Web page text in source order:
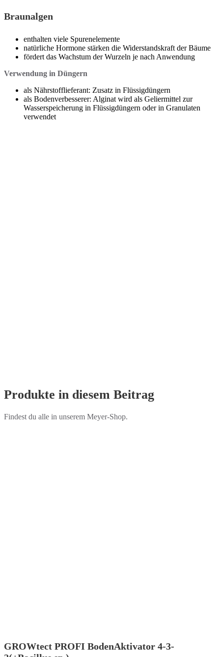
Braunalgen
enthalten viele Spurenelemente
natürliche Hormone stärken die Widerstandskraft der Bäume
fördert das Wachstum der Wurzeln je nach Anwendung
Verwendung in Düngern
als Nährstofflieferant: Zusatz in Flüssigdüngern
als Bodenverbesserer: Alginat wird als Geliermittel zur
Wasserspeicherung in Flüssigdüngern oder in Granulaten
verwendet
Produkte in diesem Beitrag
Findest du alle in unserem Meyer-Shop.
GROWtect PROFI BodenAktivator 4-3-